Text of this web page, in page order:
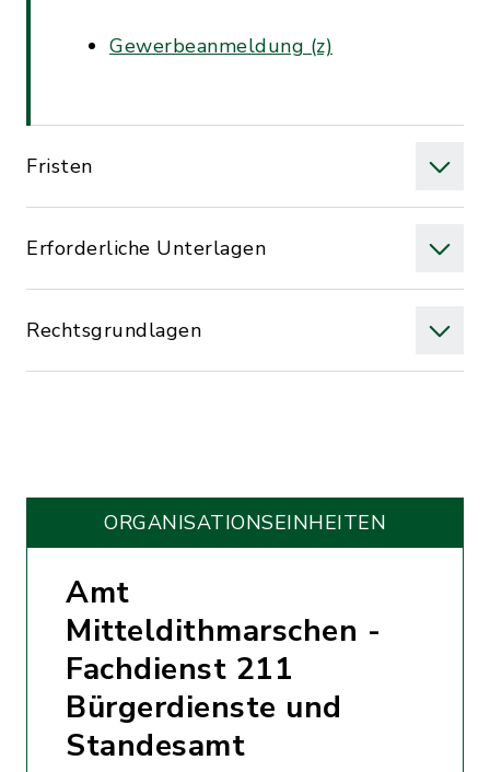
Gewerbeanmeldung (z)
Fristen
Erforderliche Unterlagen
Rechtsgrundlagen
ORGANISATIONS­EINHEITEN
Amt
Mitteldithmarschen -
Fachdienst 211
Bürgerdienste und
Standesamt